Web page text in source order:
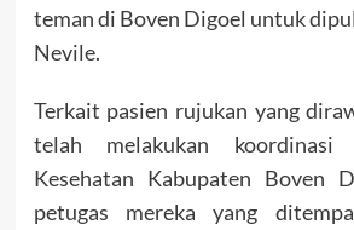
teman di Boven Digoel untuk
Nevile.
Terkait pasien rujukan yang
telah melakukan koordinasi
Kesehatan Kabupaten Boven
petugas mereka yang